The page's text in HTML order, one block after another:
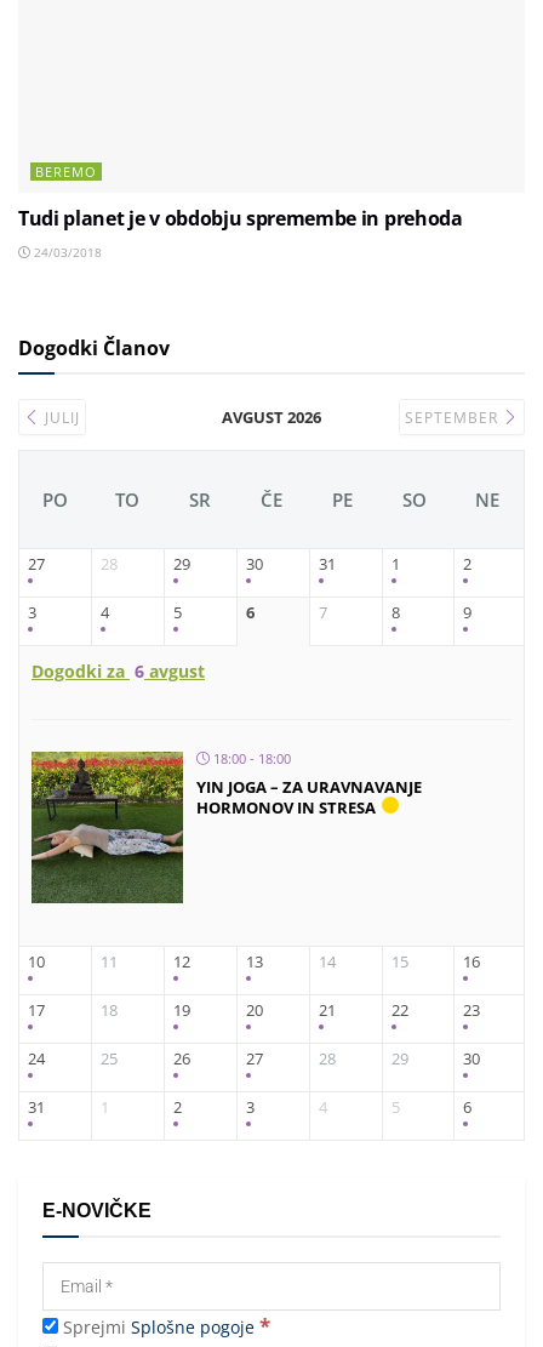
BEREMO
Tudi planet je v obdobju spremembe in prehoda
24/03/2018
Dogodki Članov
JULIJ AVGUST 2026 SEPTEMBER
PO TO SR ČE PE SO NE
27 28 29 30 31 1 2
3 4 5 6 7 8 9
Dogodki za 6 avgust
18:00 - 18:00
YIN JOGA – ZA URAVNAVANJE
HORMONOV IN STRESA
10 11 12 13 14 15 16
17 18 19 20 21 22 23
24 25 26 27 28 29 30
31 1 2 3 4 5 6
E-NOVIČKE
Sprejmi Splošne pogoje *